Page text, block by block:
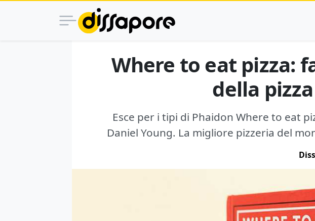
Where to eat pizza:
della
Esce per i tipi di Phaidon Where to eat
Daniel Young. La migliore pizzeria del